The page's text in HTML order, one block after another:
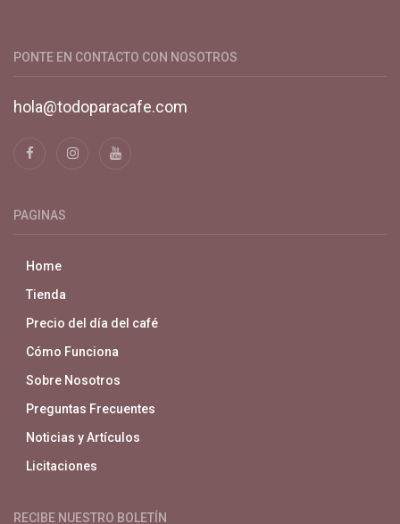
PONTE EN CONTACTO CON NOSOTROS
hola@todoparacafe.com
PAGINAS
Home
Tienda
Precio del día del café
Cómo Funciona
Sobre Nosotros
Preguntas Frecuentes
Noticias y Artículos
Licitaciones
RECIBE NUESTRO BOLETÍN